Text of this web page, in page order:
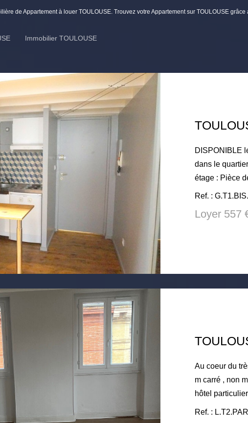
de Appartement à louer TOULOUSE. Trouvez votre Appartement sur TOULOUSE
Immobilier TOULOUSE
DISPONIBLE
dans le
étage : Pièce
mezzanine,
rangements -
métro
TEOM de
Ref. :
Loyer 557
Au coeur du
m carré , non
hôtel
avec cuisine américaine, haut
Ref. :